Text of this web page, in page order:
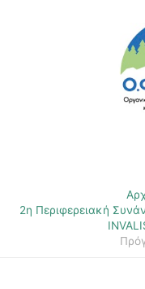
2η Περιφερειακή